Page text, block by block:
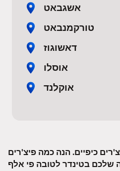
אשגבאט
טורקמנבאט
דאשוגוז
אוסלו
אוקלנד
כיפיים. הנה כמה פיצ'רים